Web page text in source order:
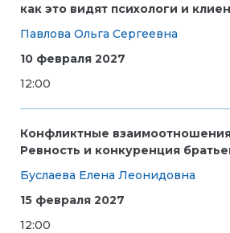
как это видят психологи и
Павлова Ольга Сергеевна
10 февраля 2027
12:00
Конфликтные
Ревность и конкуренция
Буслаева Елена Леонидовна
15 февраля 2027
12:00